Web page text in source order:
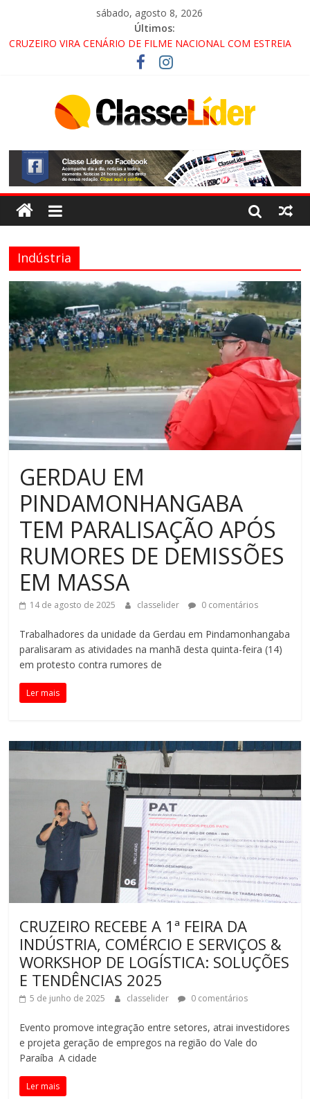
sábado, agosto 8, 2026
Últimos:
LORENA, PINDAMONHANGABA E QUELUZ NA RETA FINAL
PELA FÁBRICA DA COCA-COLA!
CRUZEIRO VIRA CENÁRIO DE FILME NACIONAL COM ESTREIA
“HÁ PRESENÇA DO COMANDO VERMELHO NO VALE”, AFIRMA
PROMOTOR DO GAECO
DE SEMANA; MOTORISTAS DEVEM USAR ROTAS
ALTERNATIVAS
Indústria
GERDAU EM
PINDAMONHANGABA
TEM PARALISAÇÃO APÓS
RUMORES DE DEMISSÕES
EM MASSA
14 de agosto de 2025 classelider 0 comentários
Trabalhadores da unidade da Gerdau em Pindamonhangaba
paralisaram as atividades na manhã desta quinta-feira (14)
em protesto contra rumores de
Ler mais
CRUZEIRO RECEBE A 1ª FEIRA DA
INDÚSTRIA, COMÉRCIO E SERVIÇOS &
WORKSHOP DE LOGÍSTICA: SOLUÇÕES
E TENDÊNCIAS 2025
5 de junho de 2025 classelider 0 comentários
Evento promove integração entre setores, atrai investidores
e projeta geração de empregos na região do Vale do
Paraíba A cidade
Ler mais